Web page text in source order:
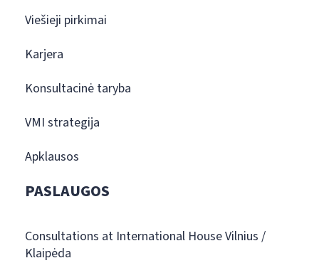
Viešieji pirkimai
Karjera
Konsultacinė taryba
VMI strategija
Apklausos
PASLAUGOS
Consultations at International House Vilnius /
Klaipėda